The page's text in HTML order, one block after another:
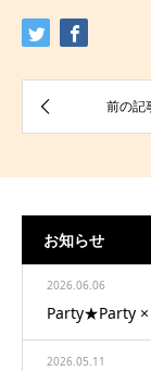
お知らせ
2026.06.06
Party★Party ×
2026.05.11